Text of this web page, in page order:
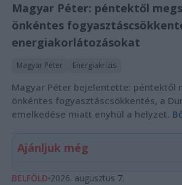
Magyar Péter: péntektől
önkéntes
energiakorlátozásokat
Magyar Péter Energiakrízis
Magyar Péter bejelentette: péntektől
önkéntes fogyasztáscsökkentés, a
emelkedése miatt enyhül a helyzet.
Ajánljuk még
BELFÖLD 2026. augusztus 7.